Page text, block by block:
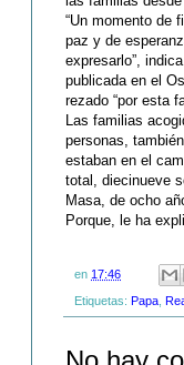
“Un momento de
paz y de
expresarlo”,
publicada en el
rezado “por esta
Las familias
personas,
estaban en el
total, diecinueve
Masa, de ocho
Porque, le ha
en 17:46
Etiquetas: Papa